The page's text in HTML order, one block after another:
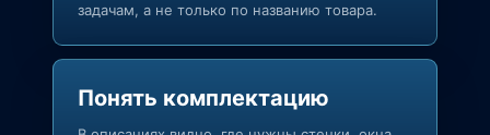
задачам, а не только по названию товара.
Понять комплектацию